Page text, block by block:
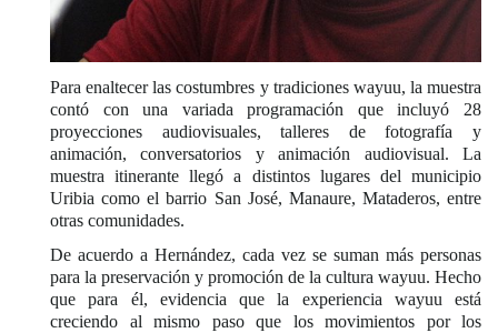
Para enaltecer las costumbres y tradiciones wayuu, la muestra
contó con una variada programación que incluyó 28
proyecciones audiovisuales, talleres de fotografía y
animación, conversatorios y animación audiovisual. La
muestra itinerante llegó a distintos lugares del municipio
Uribia como el barrio San José, Manaure, Mataderos, entre
otras comunidades.
De acuerdo a Hernández, cada vez se suman más personas
para la preservación y promoción de la cultura wayuu. Hecho
que para él, evidencia que la experiencia wayuu está
creciendo al mismo paso que los movimientos por los